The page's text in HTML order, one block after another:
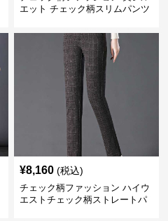
エット チェック柄スリムパンツ
¥8,160 (税込)
チェック柄ファッション ハイウ
エストチェック柄ストレートパ